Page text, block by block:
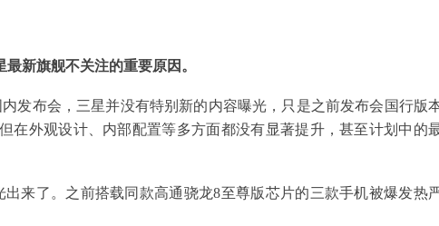
新旗舰不关注的重要原因。
发布会，三星并没有特别新的内容曝光，只是之前发布会国行版
在外观设计、内部配置等多方面都没有显著提升，甚至计划中的
来了。之前搭载同款高通骁龙8至尊版芯片的三款手机被爆发热